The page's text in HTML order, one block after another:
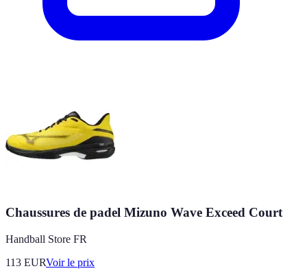
Chaussures de padel Mizuno Wave Exceed Court
Handball Store FR
113 EURVoir le prix